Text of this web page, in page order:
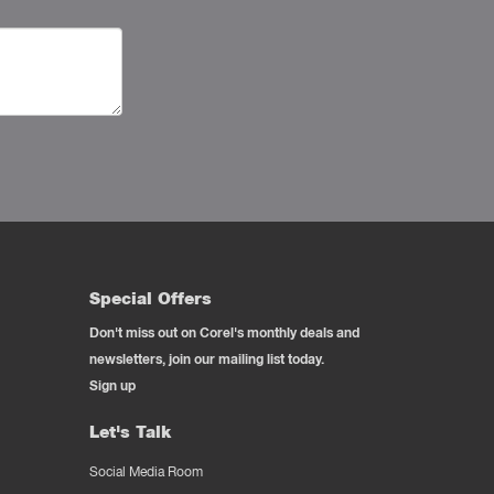
Special Offers
Don't miss out on Corel's monthly deals and
newsletters, join our mailing list today.
Sign up
Let's Talk
Social Media Room